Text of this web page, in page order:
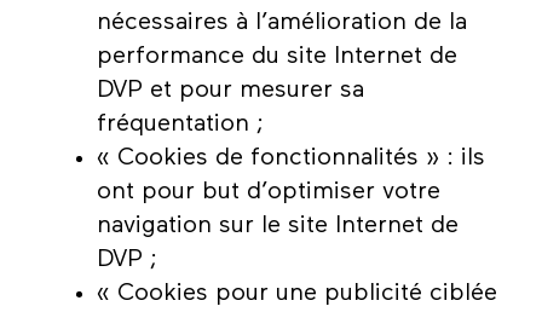
nécessaires à l’amélioration de la
performance du site Internet de
DVP et pour mesurer sa
fréquentation ;
« Cookies de fonctionnalités » : ils
ont pour but d’optimiser votre
navigation sur le site Internet de
DVP ;
« Cookies pour une publicité ciblée